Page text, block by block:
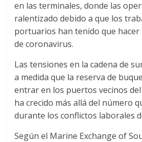
e
E
q
u
en las terminales, donde las
ralentizado debido a que los
portuarios han tenido que
de coronavirus.
Las tensiones en la cadena de
a medida que la reserva de
entrar en los puertos vecinos
ha crecido más allá del número
durante los conflictos laborales
Según el Marine Exchange of